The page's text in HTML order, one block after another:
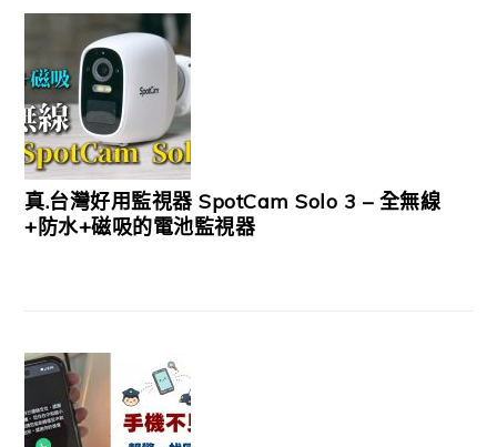
真.台灣好用監視器 SpotCam Solo 3 – 全無線
+防水+磁吸的電池監視器